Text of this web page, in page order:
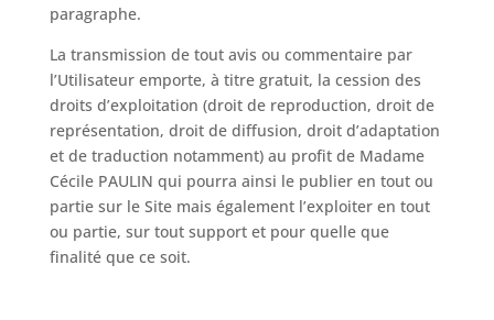
paragraphe.
La transmission de tout avis ou commentaire par
l’Utilisateur emporte, à titre gratuit, la cession des
droits d’exploitation (droit de reproduction, droit de
représentation, droit de diffusion, droit d’adaptation
et de traduction notamment) au profit de Madame
Cécile PAULIN qui pourra ainsi le publier en tout ou
partie sur le Site mais également l’exploiter en tout
ou partie, sur tout support et pour quelle que
finalité que ce soit.